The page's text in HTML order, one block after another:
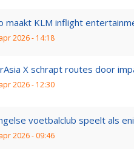
maakt KLM inflight
2026 - 14:18
X schrapt routes door
2026 - 12:30
voetbalclub speelt als
2026 - 09:46